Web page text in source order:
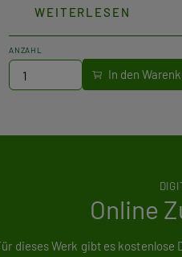
WEITERLESEN
ANZAHL
Online
dieses Werk gibt es